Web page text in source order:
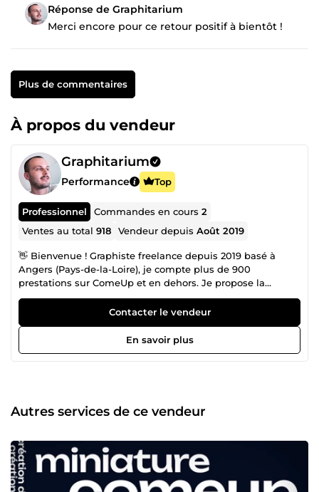
Réponse de Graphitarium
Merci encore pour ce retour positif à bientôt !
Plus de commentaires
À propos du vendeur
Graphitarium
Performance Top
Professionnel Commandes en cours2
Ventes au total918 Vendeur depuisAoût 2019
👋 Bienvenue ! Graphiste freelance depuis 2019 basé à
Angers (Pays-de-la-Loire), je compte plus de 900
prestations sur ComeUp et en dehors. Je propose la
création de votre logo, et je vous accompagne dans la
création de votre identité visuelle avec une vision globale.
Mon objectif est d'être votre professionnel de confiance, à
portée de main tout au long de la vie de votre projet 🤝 👉
J'ai pu travailler pour : un projet de néo-banque, un
entrepreneurs... Quelques marques accompagnées : rock-
vest.webflow.io · malte-conseils.com · prosanser.fr ·
https://www.instagram.com/amelle.zaid/ ·
https://www.colin-expertises.fr/ · https://elodie-
illustrations.net/ ·
https://podcasts.apple.com/fr/podcast/jugeote-
Contacter le vendeur
En savoir plus
Autres services de ce vendeur